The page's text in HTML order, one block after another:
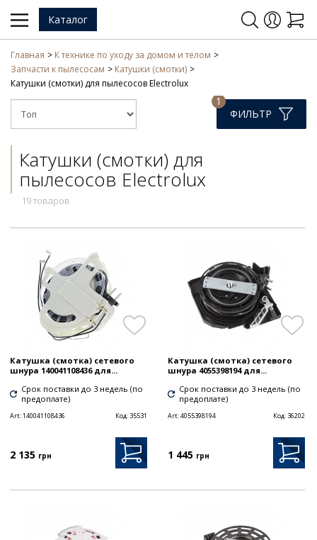
Каталог
Главная
К технике по уходу за домом и телом
Запчасти к пылесосам
Катушки (смотки)
Катушки (смотки) для пылесосов Electrolux
ФИЛЬТР
1
Катушки (смотки) для
пылесосов Electrolux
19 товаров
Катушка (смотка) сетевого
шнура 140041108436 для...
Срок поставки до 3 недель (по
предоплате)
Art:140041108436 Код: 35531
2 135 грн
Катушка (смотка) сетевого
шнура 4055398194 для...
Срок поставки до 3 недель (по
предоплате)
Art:4055398194 Код: 36202
1 445 грн